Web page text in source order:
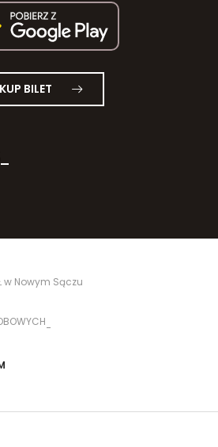
KUP BILET
w Nowym Sączu